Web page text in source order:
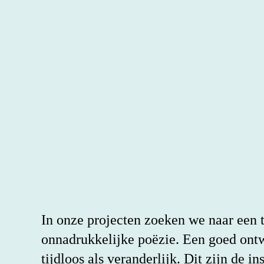
In onze projecten zoeken we naar
onnadrukkelijke poëzie. Een goed
tijdloos als veranderlijk. Dit zijn de